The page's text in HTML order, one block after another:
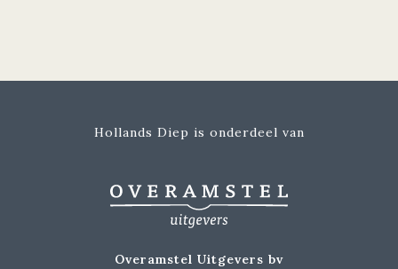
Hollands Diep is onderdeel van
Overamstel Uitgevers bv